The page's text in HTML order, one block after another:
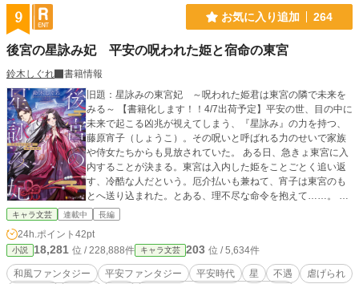
9 お気に入り追加 264
後宮の星詠み妃 平安の呪われた姫と宿命の東宮
鈴木しぐれ
書籍情報
旧題：星詠みの東宮妃 ～呪われた姫君は東宮の隣で未来を
みる～ 【書籍化します！！4/7出荷予定】平安の世、目の中に
未来で起こる凶兆が視えてしまう、『星詠み』の力を持つ、
藤原宵子（しょうこ）。その呪いと呼ばれる力のせいで家族
や侍女たちからも見放されていた。 ある日、急きょ東宮に入
内することが決まる。東宮は入内した姫をことごとく追い返
す、冷酷な人だという。厄介払いも兼ねて、宵子は東宮のも
とへ送り込まれた。とある、理不尽な命令を抱えて……。 で
も、実際に会った東宮は、冷酷な人ではなく、まるで太陽の
キャラ文芸 連載中 長編
24h.ポイント 42pt
小説 18,281 位 / 228,888件 キャラ文芸 203 位 / 5,634件
和風ファンタジー 平安ファンタジー 平安時代 星 不遇
虐げられ